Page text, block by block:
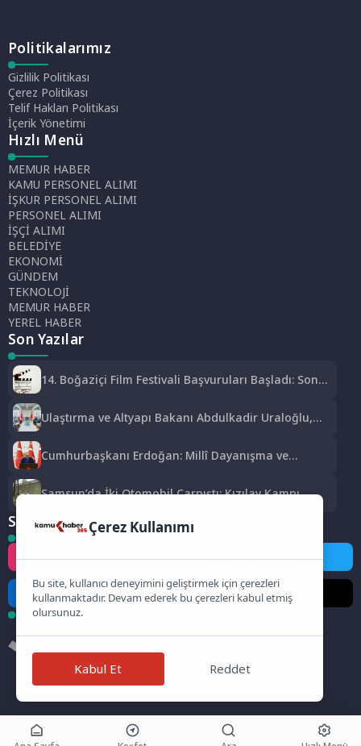
Politikalarımız
Gizlilik Politikası
Çerez Politikası
Telif Hakları Politikası
İçerik Yönetimi
Hızlı Menü
MEMUR HABER
KAMU PERSONEL ALIMI
İŞKUR PERSONEL ALIMI
PERSONEL ALIMI
İŞÇİ ALIMI
BELEDİYE
EKONOMİ
GÜNDEM
TEKNOLOJİ
MEMUR HABER
YEREL HABER
Son Yazılar
14. Boğaziçi Film Festivali Başvuruları Başladı: Son
Ulaştırma ve Altyapı Bakanı Abdulkadir Uraloğlu,
Geldi
Cumhurbaşkanı Erdoğan: Millî Dayanışma ve
Kanun Teklifi Gazi Meclisimizin Takdirine Sunuldu
Samsun’da İki Otomobil Çarpıştı: Kızılay Kampı
Sosyal Medya
Instagram Facebook Twitter
LinkedIn YouTube TikTok
Çerez Kullanımı
Bu site, kullanıcı deneyimini geliştirmek için çerezleri
kullanmaktadır. Devam ederek bu çerezleri kabul etmiş
olursunuz.
Kabul Et Reddet